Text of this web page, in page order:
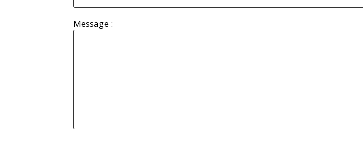
Message :